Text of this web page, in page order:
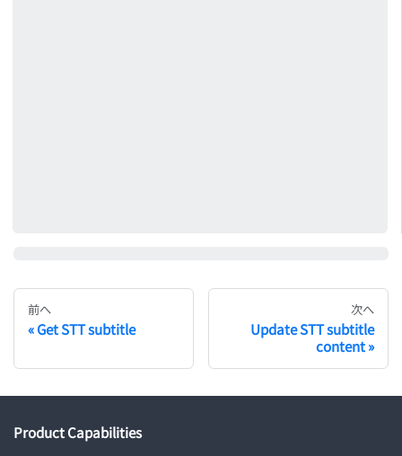
前へ
Get STT subtitle
次へ
Update STT subtitle
content
Product Capabilities